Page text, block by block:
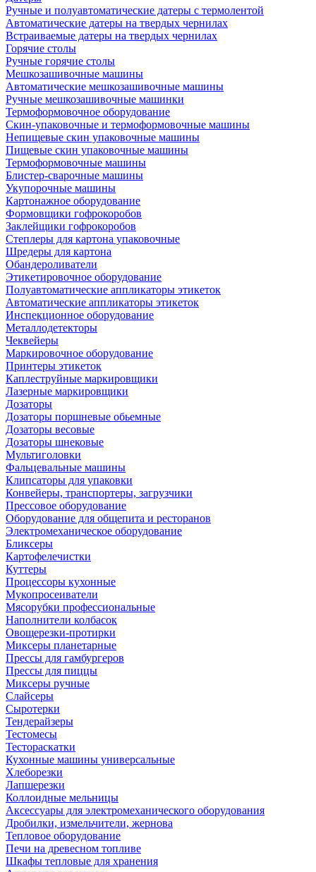
Ручные и полуавтоматические датеры с термолентой
Автоматические датеры на твердых чернилах
Встраиваемые датеры на твердых чернилах
Горячие столы
Ручные горячие столы
Мешкозашивочные машины
Автоматические мешкозашивочные машины
Ручные мешкозашивочные машинки
Термоформовочное оборудование
Скин-упаковочные и термоформовочные машины
Непищевые скин упаковочные машины
Пищевые скин упаковочные машины
Термоформовочные машины
Блистер-сварочные машины
Укупорочные машины
Картонажное оборудование
Формовщики гофрокоробов
Заклейщики гофрокоробов
Степлеры для картона упаковочные
Шредеры для картона
Обандероливатели
Этикетировочное оборудование
Полуавтоматические аппликаторы этикеток
Автоматические аппликаторы этикеток
Инспекционное оборудование
Металлодетекторы
Чеквейеры
Маркировочное оборудование
Принтеры этикеток
Каплеструйные маркировщики
Лазерные маркировщики
Дозаторы
Дозаторы поршневые обьемные
Дозаторы весовые
Дозаторы шнековые
Мультиголовки
Фальцевальные машины
Клипсаторы для упаковки
Конвейеры, транспортеры, загрузчики
Прессовое оборудование
Оборудование для общепита и ресторанов
Электромеханическое оборудование
Бликсеры
Картофелечистки
Куттеры
Процессоры кухонные
Мукопросеиватели
Мясорубки профессиональные
Наполнители колбасок
Овощерезки-протирки
Миксеры планетарные
Прессы для гамбургеров
Прессы для пиццы
Миксеры ручные
Слайсеры
Сыротерки
Тендерайзеры
Тестомесы
Тестораскатки
Кухонные машины универсальные
Хлеборезки
Лапшерезки
Коллоидные мельницы
Аксессуары для электромеханического оборудования
Дробилки, измельчители, жернова
Тепловое оборудование
Печи на древесном топливе
Шкафы тепловые для хранения